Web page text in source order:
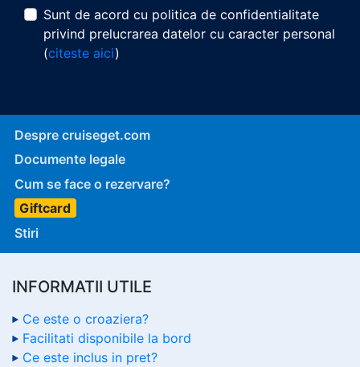
Sunt de acord cu politica de confidentialitate
privind prelucrarea datelor cu caracter personal
(citeste aici)
Despre cruiseget.com
Documente legale
Cum se face o rezervare?
Giftcard
Stiri
INFORMATII UTILE
Ce este o croaziera?
Facilitati disponibile la bord
Ce este inclus in pret?